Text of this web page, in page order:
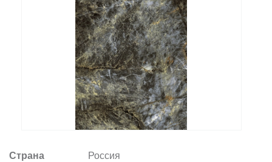
Страна
Россия